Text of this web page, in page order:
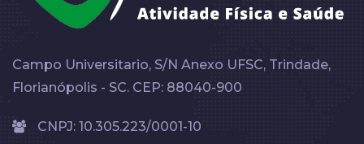
Campo Universitario, S/N Anexo UFSC, Trindade,
Florianópolis - SC. CEP: 88040-900
CNPJ: 10.305.223/0001-10